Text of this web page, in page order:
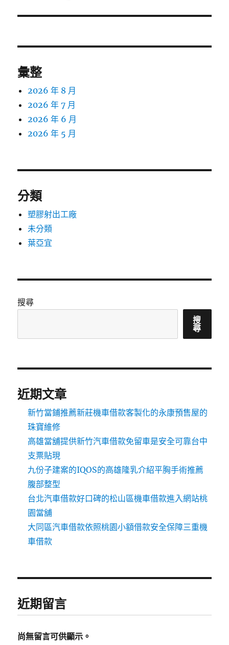
文
彙整
2026 年 8 月
2026 年 7 月
2026 年 6 月
2026 年 5 月
分類
塑膠射出工廠
未分類
葉亞宜
搜尋
搜
尋
近期文章
新竹當鋪推薦新莊機車借款客製化的永康預售屋的
珠寶維修
高雄當舖提供新竹汽車借款免留車是安全可靠台中
支票貼現
九份子建案的IQOS的高雄隆乳介紹平胸手術推薦
腹部整型
台北汽車借款好口碑的松山區機車借款進入網站桃
園當舖
大同區汽車借款依照桃園小額借款安全保障三重機
車借款
近期留言
尚無留言可供顯示。